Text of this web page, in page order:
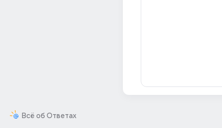
Всё об Ответах